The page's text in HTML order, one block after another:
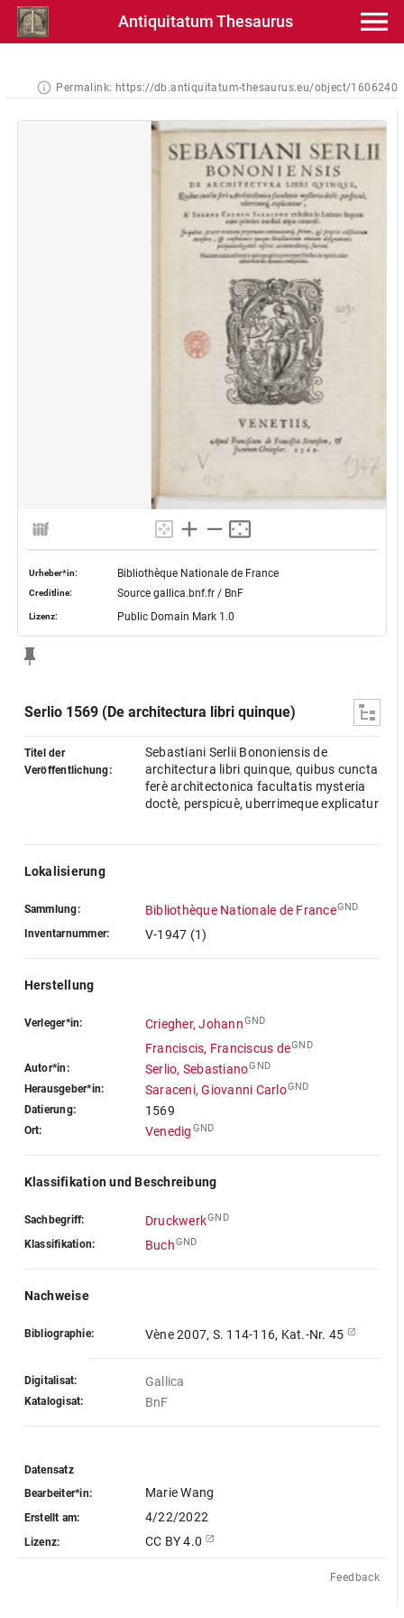
Antiquitatum Thesaurus
Permalink: https://db.antiquitatum-thesaurus.eu/object/1606240
Urheber*in: Bibliothèque Nationale de France
Creditline: Source gallica.bnf.fr / BnF
Lizenz: Public Domain Mark 1.0
Serlio 1569 (De architectura libri quinque)
Titel der
Veröffentlichung:
Sebastiani Serlii Bononiensis de
architectura libri quinque, quibus cuncta
ferè architectonica facultatis mysteria
doctè, perspicuè, uberrimeque explicatur
Lokalisierung
Sammlung: Bibliothèque Nationale de FranceGND
Inventarnummer: V-1947 (1)
Herstellung
Verleger*in: Criegher, JohannGND
Franciscis, Franciscus deGND
Autor*in: Serlio, SebastianoGND
Herausgeber*in: Saraceni, Giovanni CarloGND
Datierung: 1569
Ort: Venedig GND
Klassifikation und Beschreibung
Sachbegriff: DruckwerkGND
Klassifikation: BuchGND
Nachweise
Bibliographie: Vène 2007, S. 114-116, Kat.-Nr. 45
Digitalisat: Gallica
Katalogisat: BnF
Datensatz
Bearbeiter*in:
Marie Wang
Erstellt am: 4/22/2022
Lizenz: CC BY 4.0
Feedback